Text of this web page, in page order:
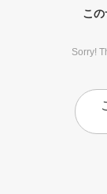
こ
Sorry!